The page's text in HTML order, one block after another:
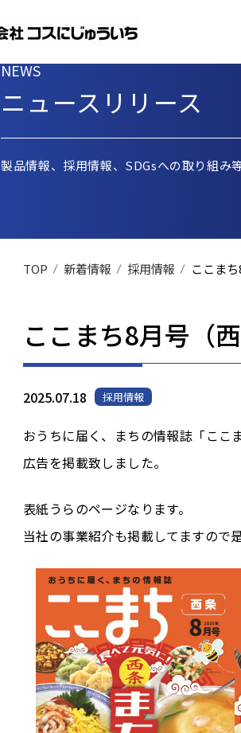
NEWS
ニュースリリース
製品情報、採用情報、SDGsへの取り組み
TOP 新着情報 採用情報 ここま
ここまち8月号（
2025.07.18 採用情報
おうちに届く、まちの情報誌「ここ
広告を掲載致しました。
表紙うらのページなります。
当社の事業紹介も掲載してますので